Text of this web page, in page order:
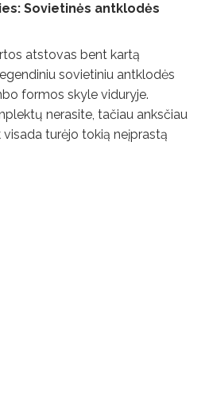
Sovietinės antklodės
atstovas bent kartą
sovietiniu antklodės
formos skyle viduryje.
nerasite, tačiau anksčiau
turėjo tokią neįprastą